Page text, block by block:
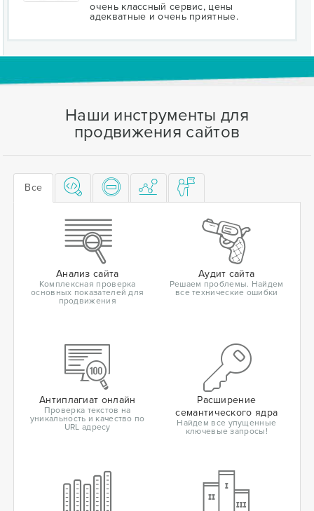
очень классный сервис, цены
адекватные и очень приятные.
Наши инструменты для
продвижения сайтов
Все
Анализ сайта
Комплексная проверка
основных показателей для
продвижения
Аудит сайта
Решаем проблемы. Найдем
все технические ошибки
Антиплагиат онлайн
Проверка текстов на
уникальность и качество по
URL адресу
Расширение
семантического ядра
Найдем все упущенные
ключевые запросы!